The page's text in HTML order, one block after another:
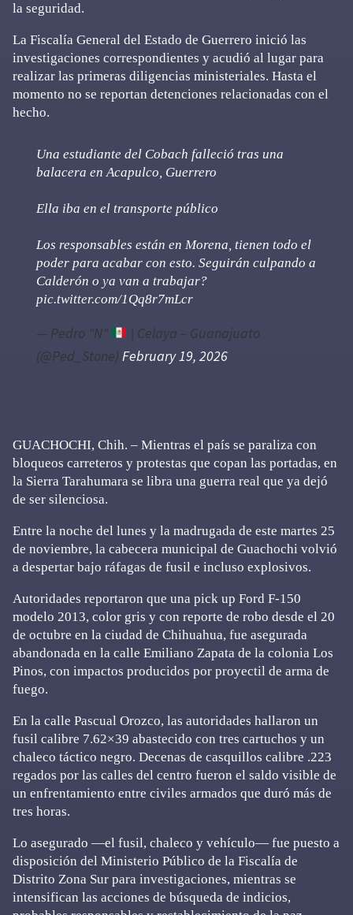
la seguridad.
La Fiscalía General del Estado de Guerrero inició las
investigaciones correspondientes y acudió al lugar para
realizar las primeras diligencias ministeriales. Hasta el
momento no se reportan detenciones relacionadas con el
hecho.
Una estudiante del Cobach falleció tras una
balacera en Acapulco, Guerrero
Ella iba en el transporte público
Los responsables están en Morena, tienen todo el
poder para acabar con esto. Seguirán culpando a
Calderón o ya van a trabajar?
pic.twitter.com/1Qq8r7mLcr
— Pedro "N"
| Celaya – Guanajuato
(@Ped_Stone) February 19, 2026
GUACHOCHI, Chih. – Mientras el país se paraliza con
bloqueos carreteros y protestas que copan las portadas, en
la Sierra Tarahumara se libra una guerra real que ya dejó
de ser silenciosa.
Entre la noche del lunes y la madrugada de este martes 25
de noviembre, la cabecera municipal de Guachochi volvió
a despertar bajo ráfagas de fusil e incluso explosivos.
Autoridades reportaron que una pick up Ford F-150
modelo 2013, color gris y con reporte de robo desde el 20
de octubre en la ciudad de Chihuahua, fue asegurada
abandonada en la calle Emiliano Zapata de la colonia Los
Pinos, con impactos producidos por proyectil de arma de
fuego.
En la calle Pascual Orozco, las autoridades hallaron un
fusil calibre 7.62×39 abastecido con tres cartuchos y un
chaleco táctico negro. Decenas de casquillos calibre .223
regados por las calles del centro fueron el saldo visible de
un enfrentamiento entre civiles armados que duró más de
tres horas.
Lo asegurado —el fusil, chaleco y vehículo— fue puesto a
disposición del Ministerio Público de la Fiscalía de
Distrito Zona Sur para investigaciones, mientras se
intensifican las acciones de búsqueda de indicios,